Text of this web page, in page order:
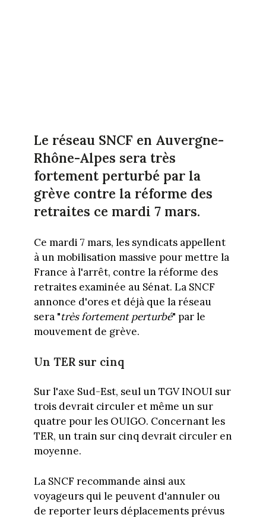
Le réseau SNCF en Auvergne-
Rhône-Alpes sera très
fortement perturbé par la
grève contre la réforme des
retraites ce mardi 7 mars.
Ce mardi 7 mars, les syndicats appellent
à un mobilisation massive pour mettre la
France à l'arrêt, contre la réforme des
retraites examinée au Sénat. La SNCF
annonce d'ores et déjà que la réseau
sera "très fortement perturbé" par le
mouvement de grève.
Un TER sur cinq
Sur l'axe Sud-Est, seul un TGV INOUI sur
trois devrait circuler et même un sur
quatre pour les OUIGO. Concernant les
TER, un train sur cinq devrait circuler en
moyenne.
La SNCF recommande ainsi aux
voyageurs qui le peuvent d'annuler ou
de reporter leurs déplacements prévus